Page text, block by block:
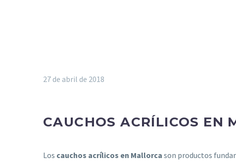
27 de abril de 2018
CAUCHOS ACRÍLICOS EN
Los cauchos acrílicos en Mallorca son productos